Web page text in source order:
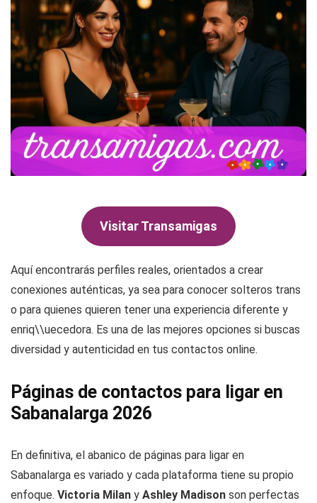
Visitar Transamigas
Aquí encontrarás perfiles reales, orientados a crear
conexiones auténticas, ya sea para conocer solteros trans
o para quienes quieren tener una experiencia diferente y
enriq\\uecedora. Es una de las mejores opciones si buscas
diversidad y autenticidad en tus contactos online.
Páginas de contactos para ligar en
Sabanalarga 2026
En definitiva, el abanico de páginas para ligar en
Sabanalarga es variado y cada plataforma tiene su propio
enfoque. Victoria Milan y Ashley Madison son perfectas